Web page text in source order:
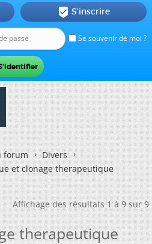
Se souvenir de moi ?
 S'inscrire
forum
Divers
et clonage therapeutique
Affichage des résultats 1 à 9 sur 9
therapeutique